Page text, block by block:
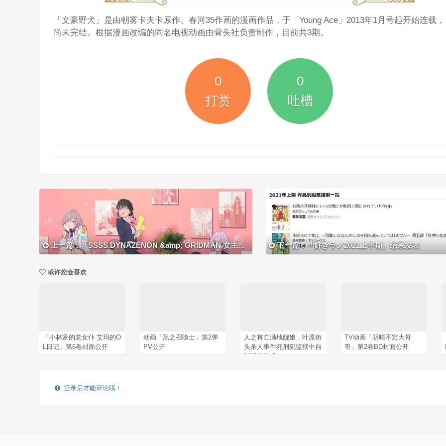
「文豪野犬」是由朝雾卡夫卡原作、春河35作画的漫画作品，于「Young Ace」2013年1月号起开始连载
尚未完结。根据漫画改编的同名电视动画由骨头社负责制作，目前共3期。
0
打赏
0
吐槽
上一篇：「SSSS.DYNAZENON &amp; GRIDMAN 女主角档案」封面公开 下一篇：「好きラノ2021上半期」结果发表
或许您会喜欢
「小林家的龙女仆 艾玛的O
L日记」第6卷封面公开
动画「黑之召唤士」第2弹
PV公开
人之将亡满地舰娘，叶原街
头杀人事件死刑犯监狱中自
制舰娘游戏
TV动画「阴晴不定大哥
哥」第2卷BD封面公开
登录后才能评论哦！